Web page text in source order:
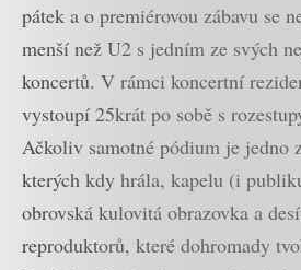
pátek a o premiérovou zábavu se
menší než U2 s jedním ze svých
koncertů. V rámci koncertní
vystoupí 25krát po sobě s
Ačkoliv samotné pódium je jedno
kterých kdy hrála, kapelu (i
obrovská kulovitá obrazovka a
reproduktorů, které dohromady